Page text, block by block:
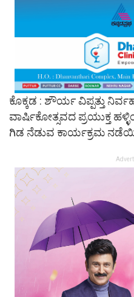
ಕೊಕ್ಕಡ : ಶೌರ್ಯ ವಿಪ್ಪತ್ತು
ವಾರ್ಷಿಕೋತ್ಸವದ ಪ್ರಯುಕ್ತ
ಗಿಡ ನೆಡುವ ಕಾರ್ಯಕ್ರಮ